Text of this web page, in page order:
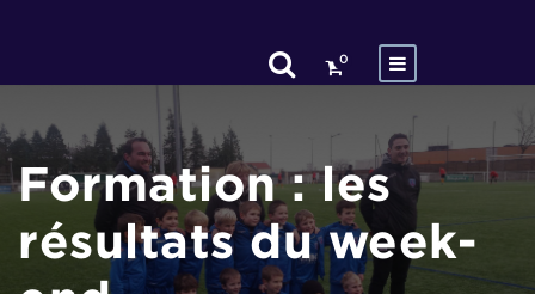
0
Formation : les
résultats du week-